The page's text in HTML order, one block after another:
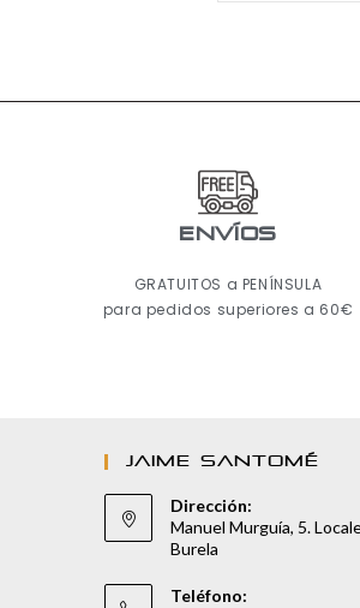
ENVÍOS
GRATUITOS a PENÍNSULA
para pedidos superiores a 60€
JAIME SANTOMÉ
Dirección:
Manuel Murguía, 5.
Burela
Teléfono: